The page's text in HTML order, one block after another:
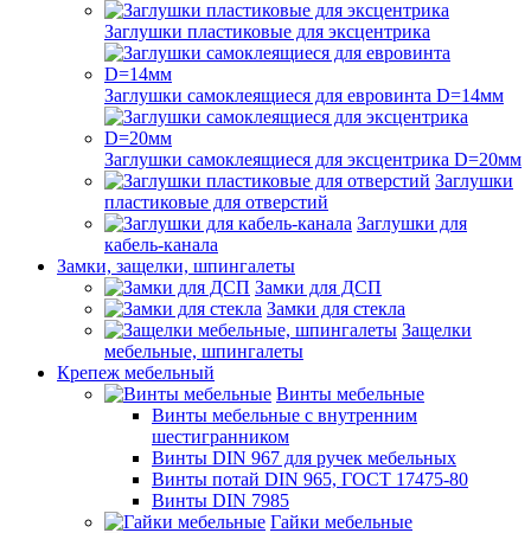
Заглушки пластиковые для эксцентрика
Заглушки самоклеящиеся для евровинта D=14мм
Заглушки самоклеящиеся для эксцентрика D=20мм
Заглушки
пластиковые для отверстий
Заглушки для
кабель-канала
Замки, защелки, шпингалеты
Замки для ДСП
Замки для стекла
Защелки
мебельные, шпингалеты
Крепеж мебельный
Винты мебельные
Винты мебельные с внутренним
шестигранником
Винты DIN 967 для ручек мебельных
Винты потай DIN 965, ГОСТ 17475-80
Винты DIN 7985
Гайки мебельные